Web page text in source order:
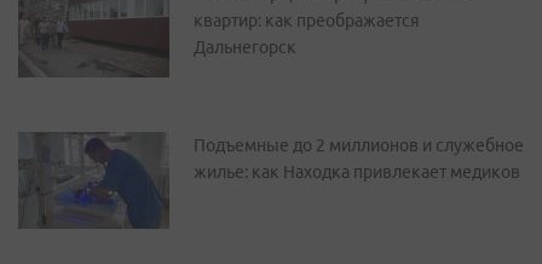
квартир: как преображается
Дальнегорск
Подъемные до 2 миллионов и служебное
жилье: как Находка привлекает медиков